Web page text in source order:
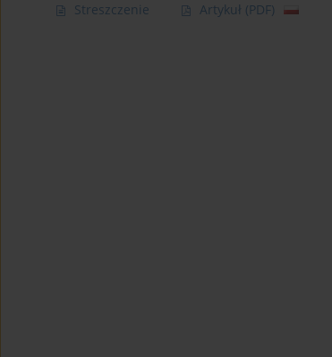
Streszczenie Artykuł (PDF)